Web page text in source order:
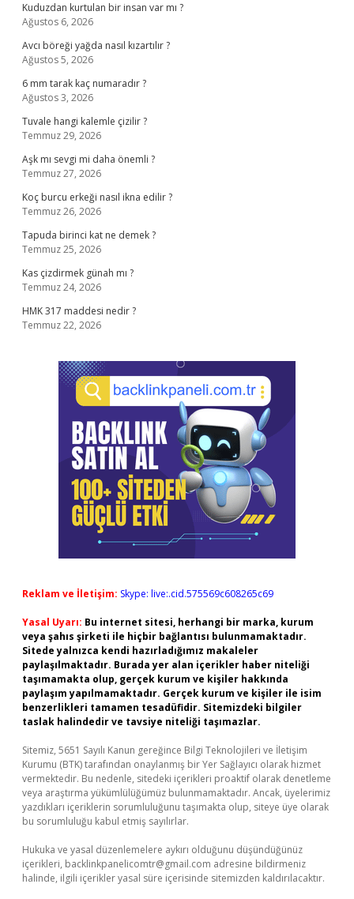
Kuduzdan kurtulan bir insan var mı ?
Ağustos 6, 2026
Avcı böreği yağda nasıl kızartılır ?
Ağustos 5, 2026
6 mm tarak kaç numaradır ?
Ağustos 3, 2026
Tuvale hangi kalemle çizilir ?
Temmuz 29, 2026
Aşk mı sevgi mi daha önemli ?
Temmuz 27, 2026
Koç burcu erkeği nasıl ikna edilir ?
Temmuz 26, 2026
Tapuda birinci kat ne demek ?
Temmuz 25, 2026
Kas çizdirmek günah mı ?
Temmuz 24, 2026
HMK 317 maddesi nedir ?
Temmuz 22, 2026
Reklam ve İletişim: Skype: live:.cid.575569c608265c69
Yasal Uyarı: Bu internet sitesi, herhangi bir marka, kurum
veya şahıs şirketi ile hiçbir bağlantısı bulunmamaktadır.
Sitede yalnızca kendi hazırladığımız makaleler
paylaşılmaktadır. Burada yer alan içerikler haber niteliği
taşımamakta olup, gerçek kurum ve kişiler hakkında
paylaşım yapılmamaktadır. Gerçek kurum ve kişiler ile isim
benzerlikleri tamamen tesadüfidir. Sitemizdeki bilgiler
taslak halindedir ve tavsiye niteliği taşımazlar.
Sitemiz, 5651 Sayılı Kanun gereğince Bilgi Teknolojileri ve İletişim
Kurumu (BTK) tarafından onaylanmış bir Yer Sağlayıcı olarak hizmet
vermektedir. Bu nedenle, sitedeki içerikleri proaktif olarak denetleme
veya araştırma yükümlülüğümüz bulunmamaktadır. Ancak, üyelerimiz
yazdıkları içeriklerin sorumluluğunu taşımakta olup, siteye üye olarak
bu sorumluluğu kabul etmiş sayılırlar.
Hukuka ve yasal düzenlemelere aykırı olduğunu düşündüğünüz
içerikleri, backlinkpanelicomtr@gmail.com adresine bildirmeniz
halinde, ilgili içerikler yasal süre içerisinde sitemizden kaldırılacaktır.